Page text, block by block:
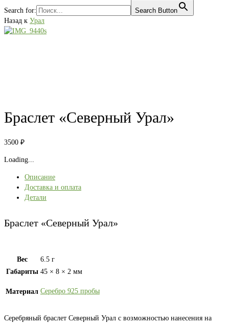
Search for:
Search Button
Назад к Урал
Браслет «Северный Урал»
3500 ₽
Loading...
Описание
Доставка и оплата
Детали
Браслет «Северный Урал»
Вес
6.5 г
Габариты 45 × 8 × 2 мм
Материал Серебро 925 пробы
Серебряный браслет Северный Урал с возможностью нанесения на